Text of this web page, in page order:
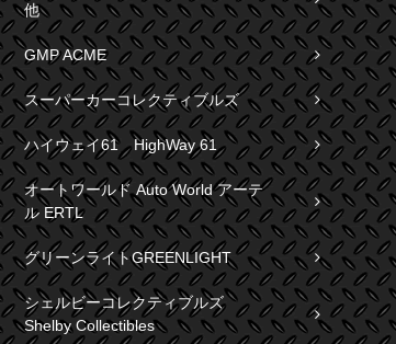
他
GMP ACME
スーパーカーコレクティブルズ
ハイウェイ61 HighWay 61
オートワールド Auto World アーテ
ル ERTL
グリーンライトGREENLIGHT
シェルビーコレクティブルズ
Shelby Collectibles